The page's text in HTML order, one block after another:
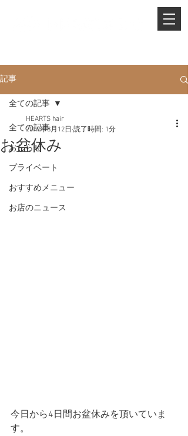
記事
全ての記事
おしらせ
プライベート
おすすめメニュー
お店のニュース
全ての記事
お盆休み
HEARTS hair
2019年8月12日 読了時間: 1分
今日から4日間お盆休みを頂いていま
す。